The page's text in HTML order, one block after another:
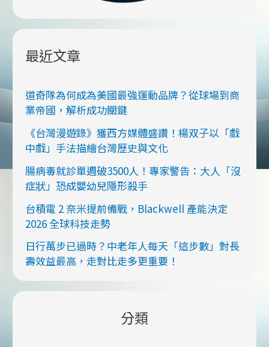
析
成
功
最近文章
道奇隊為何成為美國最強運動品牌？從球場到商
業帝國，解析成功關鍵
《台灣漫遊錄》獲西方媒體盛讚！楊双子以「戲
中戲」手法描繪台灣歷史與文化
腸病毒就診單週破3500人！專家警告：大人「沒
症狀」恐成嬰幼兒隱形殺手
台積電 2 奈米提前備戰，Blackwell 產能決定
2026 全球科技走勢
日行萬步已過時？中老年人每天「這步數」對長
壽效益最高，走對比走多更重要！
分類